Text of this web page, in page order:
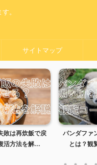
。
サイトマップ
敗は再炊飯で戻
活方法を解...
パンダファ
とは？観